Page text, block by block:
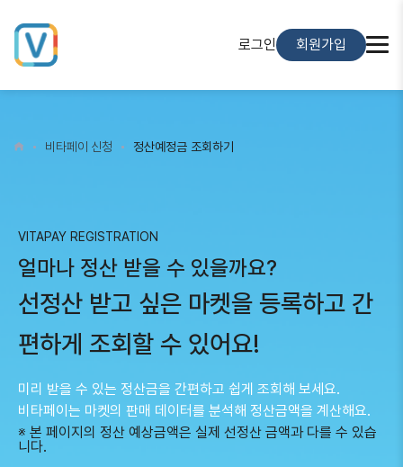
로그인 회원가입
비타페이 신청 정산예정금 조회하기
VITAPAY REGISTRATION
얼마나 정산 받을 수 있을까요?
선정산 받고 싶은 마켓을 등록하고 간
편하게 조회할 수 있어요!
미리 받을 수 있는 정산금을 간편하고 쉽게 조회해 보세요.
비타페이는 마켓의 판매 데이터를 분석해 정산금액을 계산해요.
※ 본 페이지의 정산 예상금액은 실제 선정산 금액과 다를 수 있습
니다.